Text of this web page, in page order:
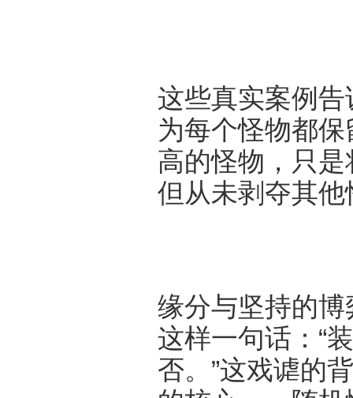
这些真实案例
为每个怪物都
高的怪物，只
但从未剥夺其
缘分与坚持的
这样一句话：“
否。”这戏谑的